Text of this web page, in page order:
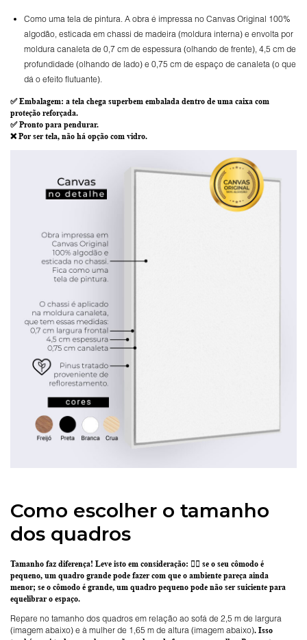
Como uma tela de pintura. A obra é impressa no Canvas Original 100%
algodão, esticada em chassi de madeira (moldura interna) e envolta por
moldura canaleta de 0,7 cm de espessura (olhando de frente), 4,5 cm de
profundidade (olhando de lado) e 0,75 cm de espaço de canaleta (o que
dá o efeito flutuante).
✅Embalagem: a tela chega superbem embalada dentro de uma caixa com
proteção reforçada.
✅Pronto para pendurar.
❌ Por ser tela, não há opção com vidro.
Como escolher o tamanho
dos quadros
Tamanho faz diferença! Leve isto em consideração: 👉🏽 se o seu cômodo é
pequeno, um quadro grande pode fazer com que o ambiente pareça ainda
menor; se o cômodo é grande, um quadro pequeno pode não ser suiciente para
equelibrar o espaço.
Repare no tamanho dos quadros em relação ao sofá de 2,5 m de largura
(imagem abaixo) e à mulher de 1,65 m de altura (imagem abaixo). Isso